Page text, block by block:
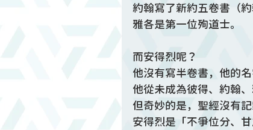
約翰寫了新約五卷書（
雅各是第一位殉道士。
而安得烈呢？
他沒有寫半卷書，他的
他從未成為彼得、約翰
但奇妙的是，聖經沒有記
安得烈是「不爭位分、